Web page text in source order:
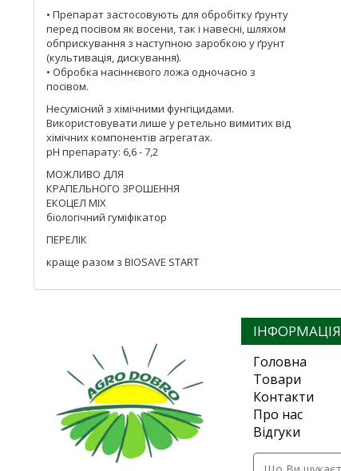
• Препарат застосовують для обробітку ґрунту
перед посівом як восени, так і навесні, шляхом
обприскування з наступною заробкою у ґрунт
(культивація, дискування).
• Обробка насіннєвого ложа одночасно з
посівом.
Несумісний з хімічними фунгіцидами.
Використовувати лише у ретельно вимитих від
хімічних компонентів агрегатах.
рН препарату: 6,6 - 7,2
МОЖЛИВО ДЛЯ
КРАПЕЛЬНОГО ЗРОШЕННЯ
ЕКОЦЕЛ MIX
біологічний гуміфікатор
ПЕРЕЛІК
краще разом з BIOSAVE START
ІНФОРМАЦІЯ
Головна
Товари
Контакти
Про нас
Відгуки